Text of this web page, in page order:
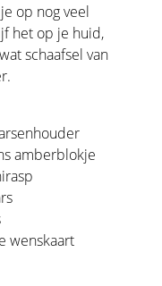
op nog veel
het op je huid,
schaafsel van
amberblokje
wenskaart